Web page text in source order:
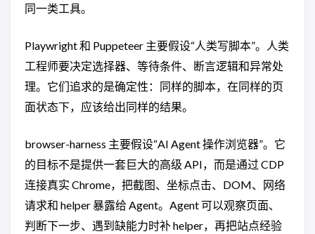
同一类工具。
Playwright 和 Puppeteer 主要假设“人类写脚本”。人类
工程师要决定选择器、等待条件、断言逻辑和异常处
理。它们追求的是确定性：同样的脚本，在同样的页
面状态下，应该给出同样的结果。
browser-harness 主要假设“AI Agent 操作浏览器”。它
的目标不是提供一套巨大的高级 API，而是通过 CDP
连接真实 Chrome，把截图、坐标点击、DOM、网络
请求和 helper 暴露给 Agent。Agent 可以观察页面、
判断下一步、遇到缺能力时补 helper，再把站点经验